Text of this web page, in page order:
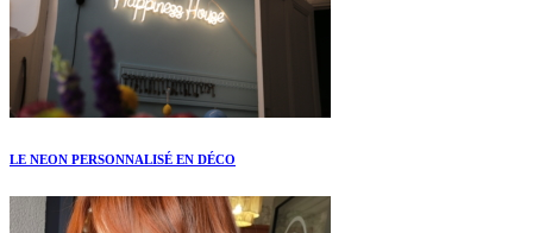
LE NEON PERSONNALISÉ EN DÉCO